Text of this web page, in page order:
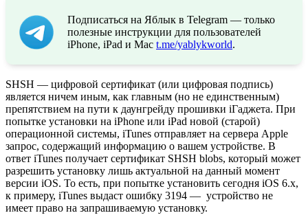
Подписаться на Яблык в Telegram — только
полезные инструкции для пользователей
iPhone, iPad и Mac t.me/yablykworld.
SHSH — цифровой сертификат (или цифровая подпись)
является ничем иным, как главным (но не единственным)
препятствием на пути к даунгрейду прошивки iГаджета. При
попытке установки на iPhone или iPad новой (старой)
операционной системы, iTunes отправляет на сервера Apple
запрос, содержащий информацию о вашем устройстве. В
ответ iTunes получает сертификат SHSH blobs, который может
разрешить установку лишь актуальной на данный момент
версии iOS. То есть, при попытке установить сегодня iOS 6.x,
к примеру, iTunes выдаст ошибку 3194 — устройство не
имеет право на запрашиваемую установку.